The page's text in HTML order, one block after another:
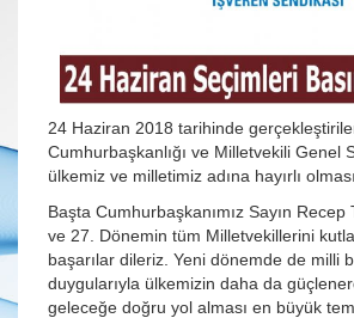
24 Haziran 2018 tarihinde
Cumhurbaşkanlığı ve Milletvekili Genel
ülkemiz ve milletimiz adına hayırlı
Başta Cumhurbaşkanımız Sayın Recep
ve 27. Dönemin tüm Milletvekillerini
başarılar dileriz. Yeni dönemde de milli
duygularıyla ülkemizin daha da
geleceğe doğru yol alması en büyük